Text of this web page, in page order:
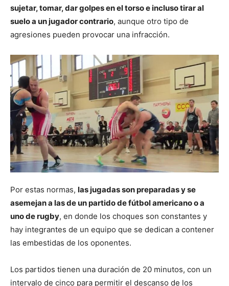
sujetar, tomar, dar golpes en el torso e incluso tirar al
suelo a un jugador contrario, aunque otro tipo de
agresiones pueden provocar una infracción.
Por estas normas, las jugadas son preparadas y se
asemejan a las de un partido de fútbol americano o a
uno de rugby, en donde los choques son constantes y
hay integrantes de un equipo que se dedican a contener
las embestidas de los oponentes.
Los partidos tienen una duración de 20 minutos, con un
intervalo de cinco para permitir el descanso de los